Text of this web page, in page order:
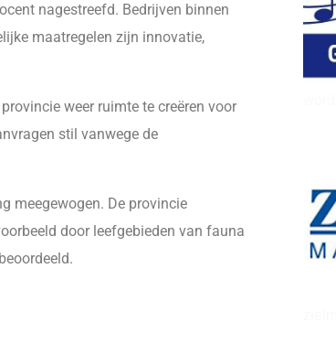
nagestreefd. Bedrijven binnen
maatregelen zijn innovatie,
weer ruimte te creëren voor
stil vanwege de
meegewogen. De provincie
door leefgebieden van fauna